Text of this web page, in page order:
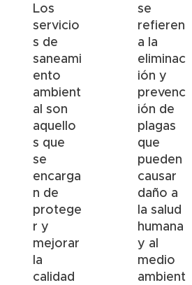
Los
servicio
s de
saneami
ento
ambient
al son
aquello
s que
se
encarga
n de
protege
r y
mejorar
la
calidad
se
refieren
a la
eliminac
ión y
prevenc
ión de
plagas
que
pueden
causar
daño a
la salud
humana
y al
medio
ambient